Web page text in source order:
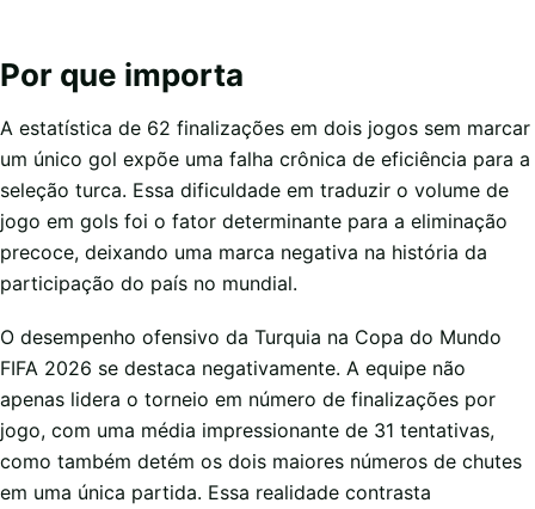
Por que importa
A estatística de 62 finalizações em dois jogos sem marcar
um único gol expõe uma falha crônica de eficiência para a
seleção turca. Essa dificuldade em traduzir o volume de
jogo em gols foi o fator determinante para a eliminação
precoce, deixando uma marca negativa na história da
participação do país no mundial.
O desempenho ofensivo da Turquia na Copa do Mundo
FIFA 2026 se destaca negativamente. A equipe não
apenas lidera o torneio em número de finalizações por
jogo, com uma média impressionante de 31 tentativas,
como também detém os dois maiores números de chutes
em uma única partida. Essa realidade contrasta